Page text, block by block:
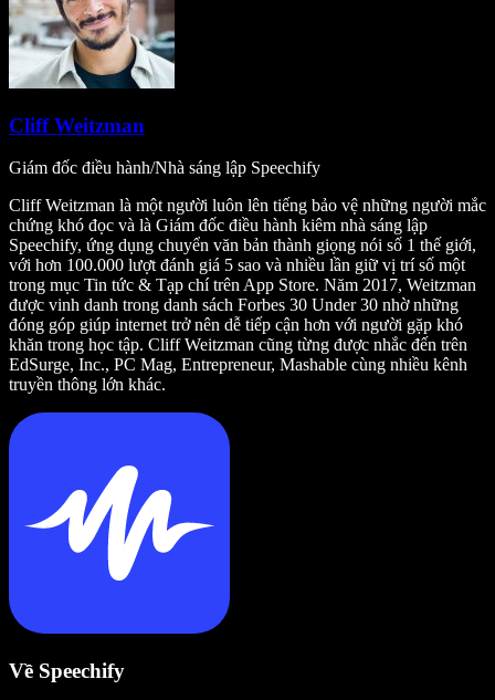
Cliff Weitzman
Giám đốc điều hành/Nhà sáng lập Speechify
Cliff Weitzman là một người luôn lên tiếng bảo vệ những người mắc
chứng khó đọc và là Giám đốc điều hành kiêm nhà sáng lập
Speechify, ứng dụng chuyển văn bản thành giọng nói số 1 thế giới,
với hơn 100.000 lượt đánh giá 5 sao và nhiều lần giữ vị trí số một
trong mục Tin tức & Tạp chí trên App Store. Năm 2017, Weitzman
được vinh danh trong danh sách Forbes 30 Under 30 nhờ những
đóng góp giúp internet trở nên dễ tiếp cận hơn với người gặp khó
khăn trong học tập. Cliff Weitzman cũng từng được nhắc đến trên
EdSurge, Inc., PC Mag, Entrepreneur, Mashable cùng nhiều kênh
truyền thông lớn khác.
Về Speechify